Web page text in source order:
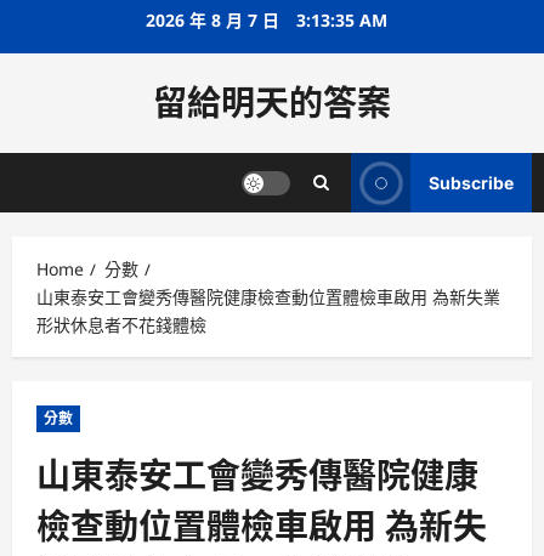
2026 年 8 月 7 日 3:13:35 AM
留給明天的答案
Subscribe
Home
分數
山東泰安工會變秀傳醫院健康檢查動位置體檢車啟用 為新失業
形狀休息者不花錢體檢
分數
山東泰安工會變秀傳醫院健康
檢查動位置體檢車啟用 為新失